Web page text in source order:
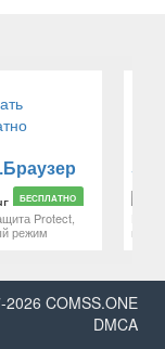
БЕСПЛАТНО
Protect,
режим
2026 COMSS.ONE
DMCA